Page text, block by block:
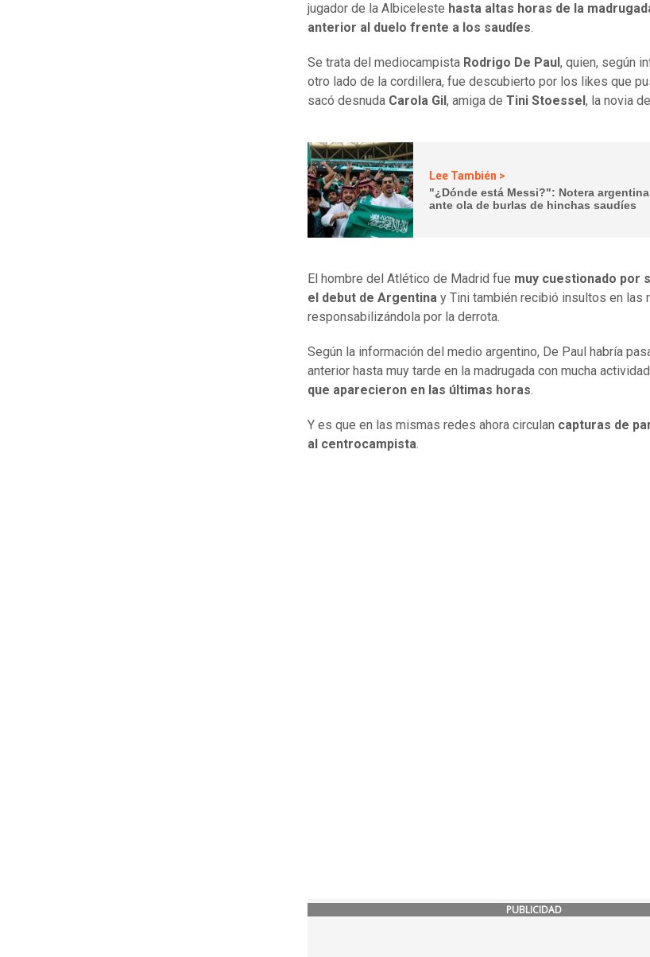
jugador de la Albiceleste hasta altas horas de la
anterior al duelo frente a los saudíes.
Se trata del mediocampista Rodrigo De Paul , quien, según
otro lado de la cordillera, fue descubierto por los likes que
sacó desnuda Carola Gil , amiga de Tini Stoessel , la novia
Lee También >
"¿Dónde está Messi?": Notera
ante ola de burlas de hinchas saudíes
El hombre del Atlético de Madrid fue muy cuestionado por
el debut de Argentina y Tini también recibió insultos en las
responsabilizándola por la derrota.
Según la información del medio argentino, De Paul habría
anterior hasta muy tarde en la madrugada con mucha
que aparecieron en las últimas horas.
Y es que en las mismas redes ahora circulan capturas de
al centrocampista.
PUBLICIDAD